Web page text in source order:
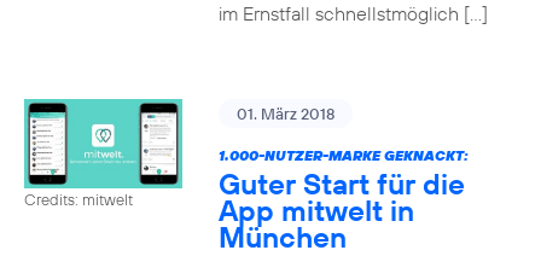
im Ernstfall schnellstmöglich […]
Credits: mitwelt
01. März 2018
1.000-NUTZER-MARKE GEKNACKT:
Guter Start für die
App mitwelt in
München